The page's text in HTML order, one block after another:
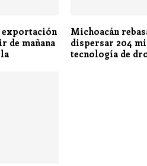
exportación
de mañana
Michoacán
dispersar 204
tecnología de